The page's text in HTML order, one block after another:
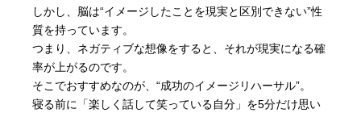
しかし、脳は“イメージしたことを現実と区別できない”性
質を持っています。
つまり、ネガティブな想像をすると、それが現実になる確
率が上がるのです。
そこでおすすめなのが、“成功のイメージリハーサル”。
寝る前に「楽しく話して笑っている自分」を5分だけ思い